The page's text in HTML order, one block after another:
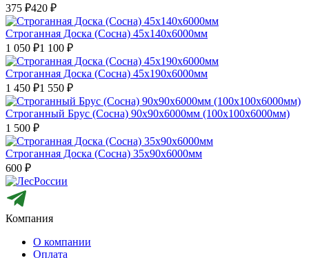
375 ₽420 ₽
Строганная Доска (Сосна) 45х140х6000мм
1 050 ₽1 100 ₽
Строганная Доска (Сосна) 45х190х6000мм
1 450 ₽1 550 ₽
Строганный Брус (Сосна) 90х90х6000мм (100х100х6000мм)
1 500 ₽
Строганная Доска (Сосна) 35х90х6000мм
600 ₽
Компания
О компании
Оплата